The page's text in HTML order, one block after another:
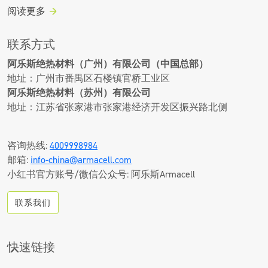
阅读更多
联系方式
阿乐斯绝热材料（广州）有限公司（中国总部）
地址：广州市番禺区石楼镇官桥工业区
阿乐斯绝热材料（苏州）有限公司
地址：江苏省张家港市张家港经济开发区振兴路北侧
咨询热线: 4009998984
邮箱: info-china@armacell.com
小红书官方账号/微信公众号: 阿乐斯Armacell
联系我们
快速链接